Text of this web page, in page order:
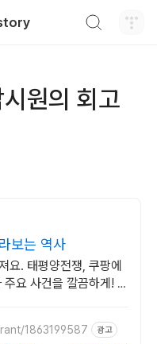
원의 회고
보는 역사
요. 태평양전쟁, 쿠팡에
요 사건을 깔끔하게! 바
1863199587 광고